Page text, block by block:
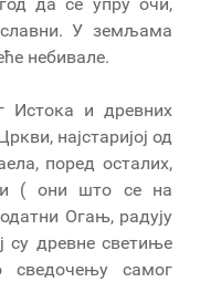
У земљама
небивале.
Истока и древних
најстаријој од
поред осталих,
( они што се на
Огањ, радују
су древне светиње
самог